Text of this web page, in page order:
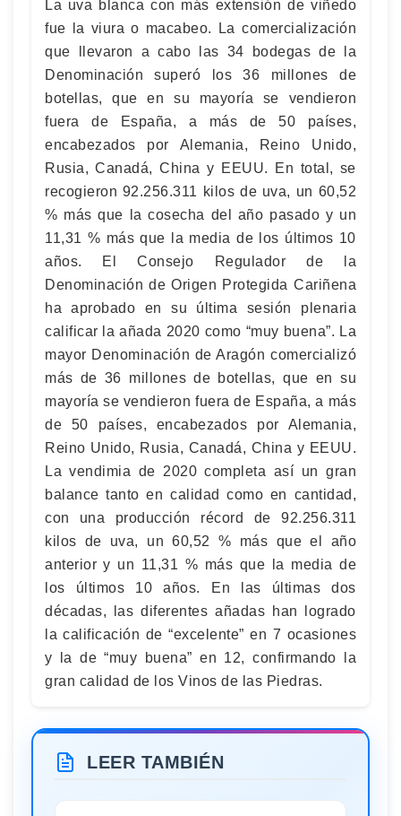
La uva blanca con más extensión de viñedo
fue la viura o macabeo. La comercialización
que llevaron a cabo las 34 bodegas de la
Denominación superó los 36 millones de
botellas, que en su mayoría se vendieron
fuera de España, a más de 50 países,
encabezados por Alemania, Reino Unido,
Rusia, Canadá, China y EEUU. En total, se
recogieron 92.256.311 kilos de uva, un 60,52
% más que la cosecha del año pasado y un
11,31 % más que la media de los últimos 10
años. El Consejo Regulador de la
Denominación de Origen Protegida Cariñena
ha aprobado en su última sesión plenaria
calificar la añada 2020 como “muy buena”. La
mayor Denominación de Aragón comercializó
más de 36 millones de botellas, que en su
mayoría se vendieron fuera de España, a más
de 50 países, encabezados por Alemania,
Reino Unido, Rusia, Canadá, China y EEUU.
La vendimia de 2020 completa así un gran
balance tanto en calidad como en cantidad,
con una producción récord de 92.256.311
kilos de uva, un 60,52 % más que el año
anterior y un 11,31 % más que la media de
los últimos 10 años. En las últimas dos
décadas, las diferentes añadas han logrado
la calificación de “excelente” en 7 ocasiones
y la de “muy buena” en 12, confirmando la
gran calidad de los Vinos de las Piedras.
LEER TAMBIÉN